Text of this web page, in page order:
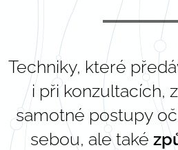
Techniky, které
i při konzultacích,
samotné postupy
sebou, ale také